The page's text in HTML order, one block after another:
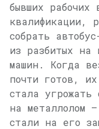
бывших рабочих
квалификации,
собрать
из разбитых на
машин. Когда
почти готов,
стала угрожать
на металлолом
стали на его